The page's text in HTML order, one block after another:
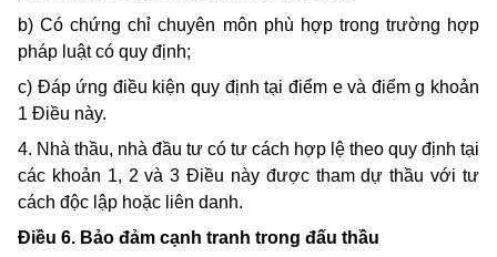
b) Có chứng chỉ chuyên môn phù hợp trong trường hợp
pháp luật có quy định;
c) Đáp ứng điều kiện quy định tại điểm e và điểm g khoản
1 Điều này.
4. Nhà thầu, nhà đầu tư có tư cách hợp lệ theo quy định tại
các khoản 1, 2 và 3 Điều này được tham dự thầu với tư
cách độc lập hoặc liên danh.
Điều 6. Bảo đảm cạnh tranh trong đấu thầu